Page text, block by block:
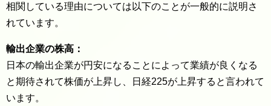
相関している理由については以下のことが一般的に説明さ
れています。
輸出企業の株高：
日本の輸出企業が円安になることによって業績が良くなる
と期待されて株価が上昇し、日経225が上昇すると言われて
います。